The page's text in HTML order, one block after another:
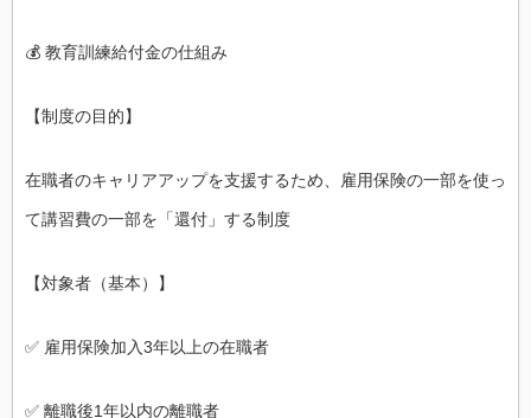
💰 教育訓練給付金の仕組み
【制度の目的】
在職者のキャリアアップを支援するため、雇用保険の一部を使っ
て講習費の一部を「還付」する制度
【対象者（基本）】
✅ 雇用保険加入3年以上の在職者
✅ 離職後1年以内の離職者